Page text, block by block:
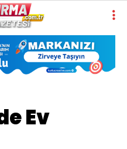
Ev